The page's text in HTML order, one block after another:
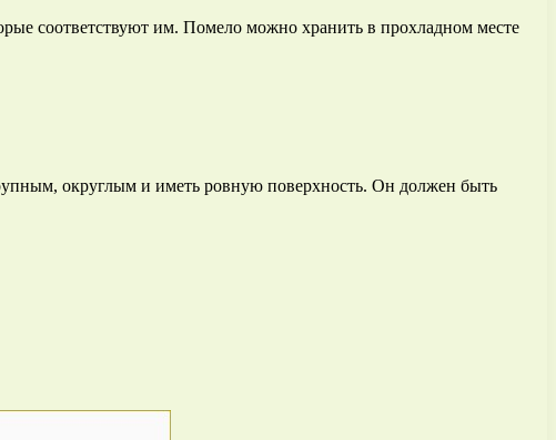
соответствуют им. Помело можно хранить в прохладном месте
округлым и иметь ровную поверхность. Он должен быть